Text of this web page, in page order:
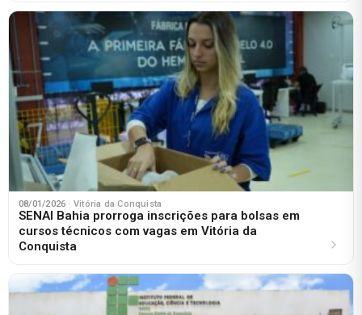
08/01/2026 · Vitória da Conquista
SENAI Bahia prorroga inscrições para bolsas em
cursos técnicos com vagas em Vitória da
Conquista